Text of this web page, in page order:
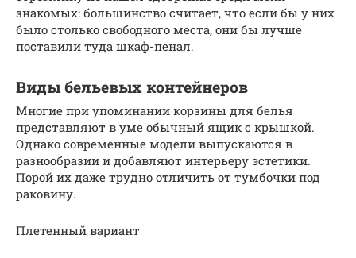
знакомых: большинство считает, что если бы у них
было столько свободного места, они бы лучше
поставили туда шкаф-пенал.
Виды бельевых контейнеров
Многие при упоминании корзины для белья
представляют в уме обычный ящик с крышкой.
Однако современные модели выпускаются в
разнообразии и добавляют интерьеру эстетики.
Порой их даже трудно отличить от тумбочки под
раковину.
Плетенный вариант